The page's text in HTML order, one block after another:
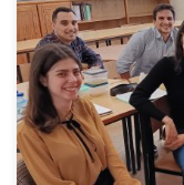
Oscar Carvalho e a sua equipa
integra conhecimentos de
inovadora, a equipa está a
investigando todos os